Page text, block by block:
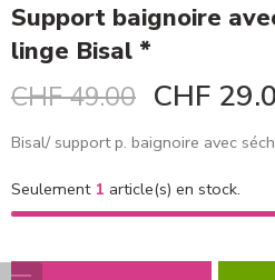
Support baignoire
linge Bisal *
CHF49.00 CHF
Bisal/ support p. baignoire avec
Seulement 1 article(s) en stock.